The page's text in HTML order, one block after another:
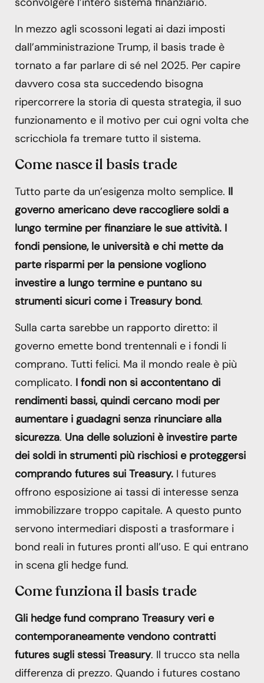
In mezzo agli scossoni legati ai dazi imposti
dall’amministrazione Trump, il basis trade è
tornato a far parlare di sé nel 2025. Per capire
davvero cosa sta succedendo bisogna
ripercorrere la storia di questa strategia, il suo
funzionamento e il motivo per cui ogni volta che
scricchiola fa tremare tutto il sistema.
Come nasce il basis trade
Tutto parte da un’esigenza molto semplice. Il
governo americano deve raccogliere soldi a
lungo termine per finanziare le sue attività. I
fondi pensione, le università e chi mette da
parte risparmi per la pensione vogliono
investire a lungo termine e puntano su
strumenti sicuri come i Treasury bond.
Sulla carta sarebbe un rapporto diretto: il
governo emette bond trentennali e i fondi li
comprano. Tutti felici. Ma il mondo reale è più
complicato. I fondi non si accontentano di
rendimenti bassi, quindi cercano modi per
aumentare i guadagni senza rinunciare alla
sicurezza. Una delle soluzioni è investire parte
dei soldi in strumenti più rischiosi e proteggersi
comprando futures sui Treasury. I futures
offrono esposizione ai tassi di interesse senza
immobilizzare troppo capitale. A questo punto
servono intermediari disposti a trasformare i
bond reali in futures pronti all’uso. E qui entrano
in scena gli hedge fund.
Come funziona il basis trade
Gli hedge fund comprano Treasury veri e
contemporaneamente vendono contratti
futures sugli stessi Treasury. Il trucco sta nella
differenza di prezzo. Quando i futures costano